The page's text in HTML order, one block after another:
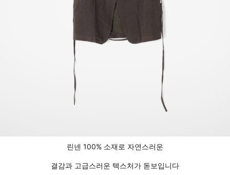
린넨 100% 소재로 자연스러운
결감과 고급스러운 텍스처가 돋보입니다